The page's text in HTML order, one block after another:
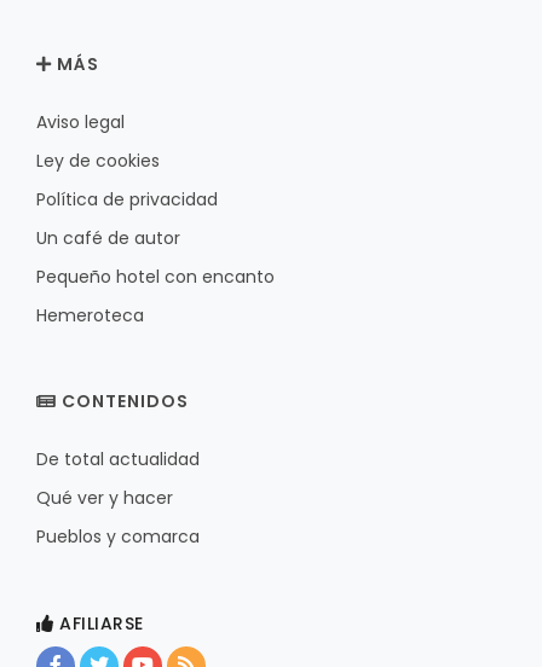
MÁS
Aviso legal
Ley de cookies
Política de privacidad
Un café de autor
Pequeño hotel con encanto
Hemeroteca
CONTENIDOS
De total actualidad
Qué ver y hacer
Pueblos y comarca
AFILIARSE